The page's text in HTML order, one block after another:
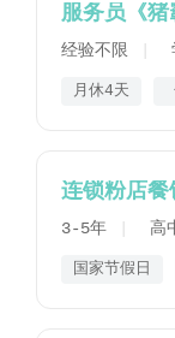
服务员《猪
经验不限
月休4天
连锁粉店
3-5年 高
国家节假日